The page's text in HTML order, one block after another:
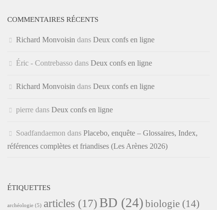
COMMENTAIRES RÉCENTS
Richard Monvoisin dans Deux confs en ligne
Éric - Contrebasso dans Deux confs en ligne
Richard Monvoisin dans Deux confs en ligne
pierre dans Deux confs en ligne
Soadfandaemon dans Placebo, enquête – Glossaires, Index,
références complètes et friandises (Les Arènes 2026)
ÉTIQUETTES
archéologie (5) articles (17) BD (24) biologie (14)